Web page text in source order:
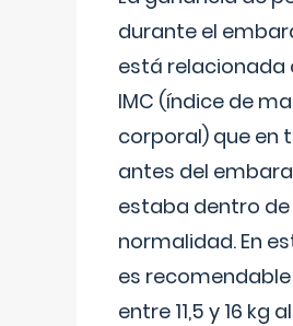
durante el
está relacionada
IMC (índice de
corporal) que en
antes del
estaba dentro de
normalidad. En
es
entre 11,5 y 16 kg